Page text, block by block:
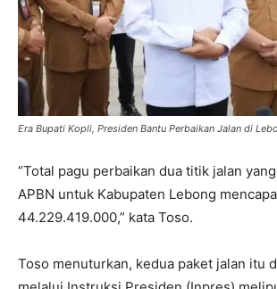
Era Bupati Kopli, Presiden Bantu Perbaikan Jalan di
“Total pagu perbaikan dua titik jalan
APBN untuk Kabupaten Lebong
44.229.419.000,” kata Toso.
Toso menuturkan, kedua paket jalan itu